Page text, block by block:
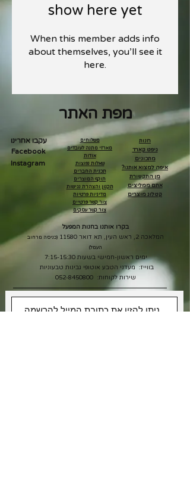
show here yet
When this member adds info
about themselves, you’ll see it
here.
מפת האתר
משלוחים
מארזי מתנה לעובדים
אודות
שאלות נפוצות
תכנית החברים
תוקף המוצרים
תקנון והצהרת נגישות
מדיניות פרטיות
צור קשר פרטיים
צור קשר עסקים
חנות
גיפט קארד
מתכונים
איפה למצוא אותנו?
מן התקשורת
אתם ממליצים
קטלוג מוצרים
עקבו אחרינו
Facebook
Instagram
בקרו אותנו בחנות המפעל
המלאכה 2, ראש העין, תא דואר 11580
(כניסה מרחוב
העמל)
ימים ראשון-חמישי בשעות 7:15-15:30
בווייז: מעדני הטבע אוטופי גבינות טבעוניות
שירות לקוחות: 052-8450800